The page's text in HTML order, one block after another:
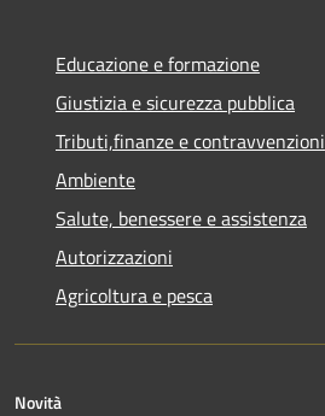
Educazione e formazione
Giustizia e sicurezza pubblica
Tributi,finanze e contravvenzioni
Ambiente
Salute, benessere e assistenza
Autorizzazioni
Agricoltura e pesca
Novità